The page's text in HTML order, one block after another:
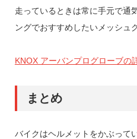
走っているときは常に手元で通
ングでおすすめしたいメッシュ
KNOX アーバンプログローブの
まとめ
バイクはヘルメットをかぶって